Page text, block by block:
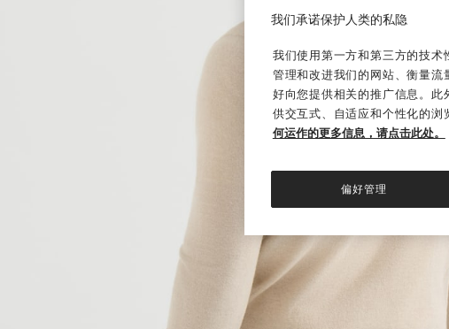
我们承诺保护人类的私隐
我们使用第一方和第三方的技
管理和改进我们的网站、衡量
好向您提供相关的推广信息。
供交互式、自适应和个性化的浏
何运作的更多信息，请点击此处。
偏好管理